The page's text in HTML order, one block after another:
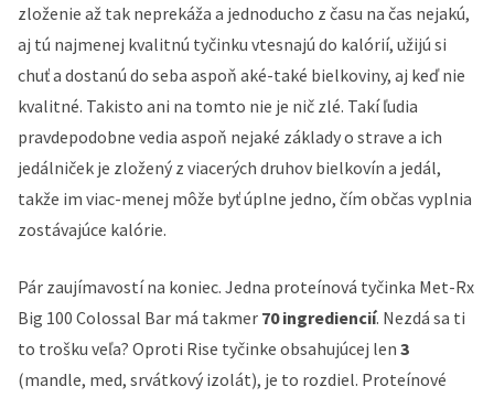
zloženie až tak neprekáža a jednoducho z času na čas nejakú,
aj tú najmenej kvalitnú tyčinku vtesnajú do kalórií, užijú si
chuť a dostanú do seba aspoň aké-také bielkoviny, aj keď nie
kvalitné. Takisto ani na tomto nie je nič zlé. Takí ľudia
pravdepodobne vedia aspoň nejaké základy o strave a ich
jedálniček je zložený z viacerých druhov bielkovín a jedál,
takže im viac-menej môže byť úplne jedno, čím občas vyplnia
zostávajúce kalórie.
Pár zaujímavostí na koniec. Jedna proteínová tyčinka Met-Rx
Big 100 Colossal Bar má takmer 70 ingrediencií. Nezdá sa ti
to trošku veľa? Oproti Rise tyčinke obsahujúcej len 3
(mandle, med, srvátkový izolát), je to rozdiel. Proteínové